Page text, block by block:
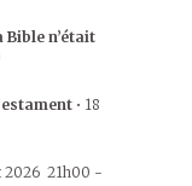
Bible n’était
• 18
2026 21h00 -